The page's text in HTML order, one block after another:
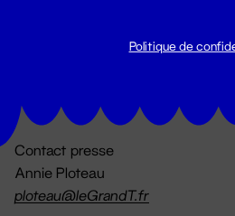
Contact presse
Annie Ploteau
ploteau@leGrandT.fr
Politique de